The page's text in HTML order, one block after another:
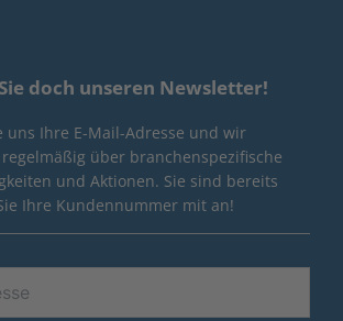
doch unseren Newsletter!
uns Ihre E-Mail-Adresse und wir
über branchenspezifische
und Aktionen. Sie sind bereits
Ihre Kundennummer mit an!